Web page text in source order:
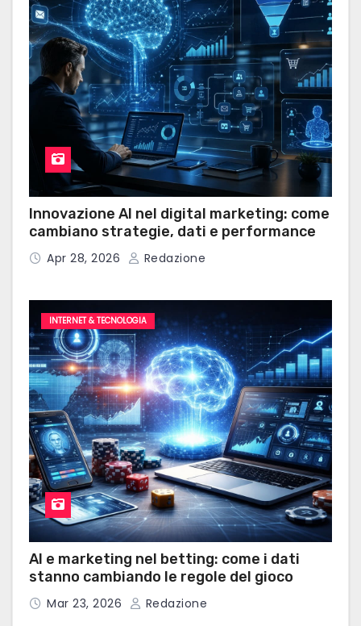
Innovazione AI nel digital marketing: come
cambiano strategie, dati e performance
Apr 28, 2026 Redazione
INTERNET & TECNOLOGIA
AI e marketing nel betting: come i dati
stanno cambiando le regole del gioco
Mar 23, 2026 Redazione